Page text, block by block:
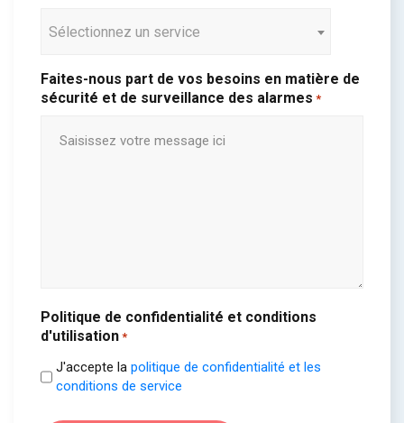
Sélectionnez un service
Faites-nous part de vos besoins en matière de
sécurité et de surveillance des alarmes *
Politique de confidentialité et conditions
d'utilisation *
J'accepte la politique de confidentialité et les
conditions de service